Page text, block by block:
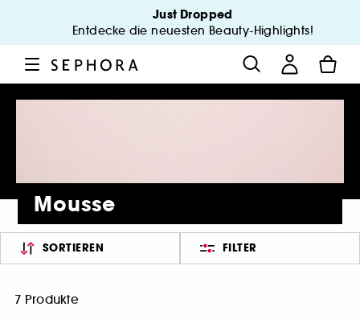
Just Dropped
Entdecke die neuesten Beauty-Highlights!
Mousse
SORTIEREN FILTER
7 Produkte